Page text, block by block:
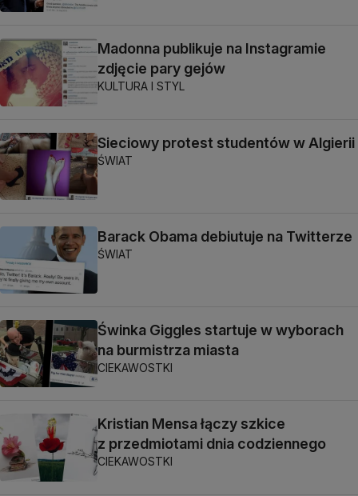
Madonna publikuje na Instagramie
zdjęcie pary gejów
KULTURA I STYL
Sieciowy protest studentów w Algierii
ŚWIAT
Barack Obama debiutuje na Twitterze
ŚWIAT
Świnka Giggles startuje w wyborach
na burmistrza miasta
CIEKAWOSTKI
Kristian Mensa łączy szkice
z przedmiotami dnia codziennego
CIEKAWOSTKI